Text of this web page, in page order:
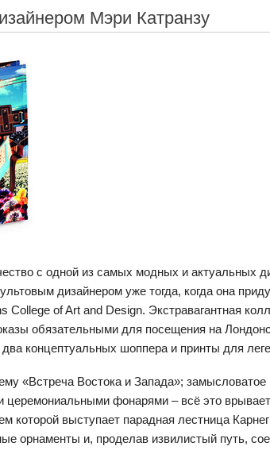
Мэри Катранзу
с одной из самых модных и актуальных
дизайнером уже тогда, когда она
College of Art and Design. Экстравагантная
обязательными для посещения на
концептуальных шоппера и принты для
«Встреча Востока и Запада»; замысловатое
церемониальными фонарями – всё это
которой выступает парадная лестница
орнаменты и, проделав извилистый путь,